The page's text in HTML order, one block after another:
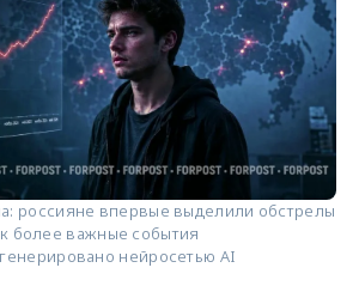
россияне впервые выделили обстрелы
более важные события
нейросетью AI